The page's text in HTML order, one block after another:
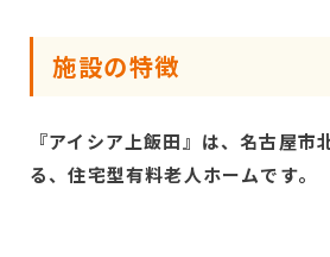
施設の特徴
『アイシア上飯田』は、名古屋市
る、住宅型有料老人ホームです。